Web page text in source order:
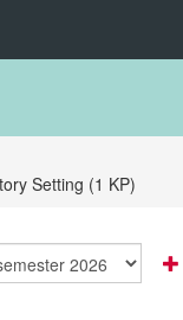
Setting (1 KP)